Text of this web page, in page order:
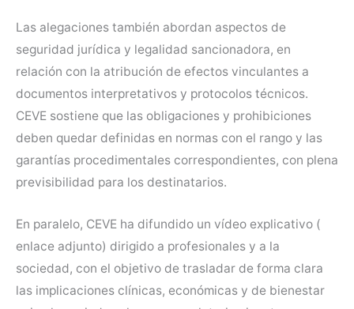
Las alegaciones también abordan aspectos de
seguridad jurídica y legalidad sancionadora, en
relación con la atribución de efectos vinculantes a
documentos interpretativos y protocolos técnicos.
CEVE sostiene que las obligaciones y prohibiciones
deben quedar definidas en normas con el rango y las
garantías procedimentales correspondientes, con plena
previsibilidad para los destinatarios.
En paralelo, CEVE ha difundido un vídeo explicativo (
enlace adjunto) dirigido a profesionales y a la
sociedad, con el objetivo de trasladar de forma clara
las implicaciones clínicas, económicas y de bienestar